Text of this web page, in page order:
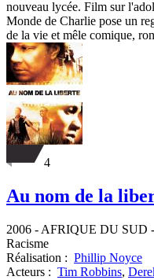
nouveau lycée. Film sur
Monde de Charlie pose un
de la vie et mêle comique,
4
Au nom de la
2006 - AFRIQUE DU SUD
Racisme
Réalisation : Phillip Noyce
Acteurs : Tim Robbins,